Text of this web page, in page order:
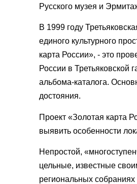
Русского музея и
В 1999 году
единого культурного
карта России», - это
России в Третьяковской
альбома-каталога.
достояния.
Проект «Золотая карта
выявить особенности
Непростой,
цельные, известные
региональных